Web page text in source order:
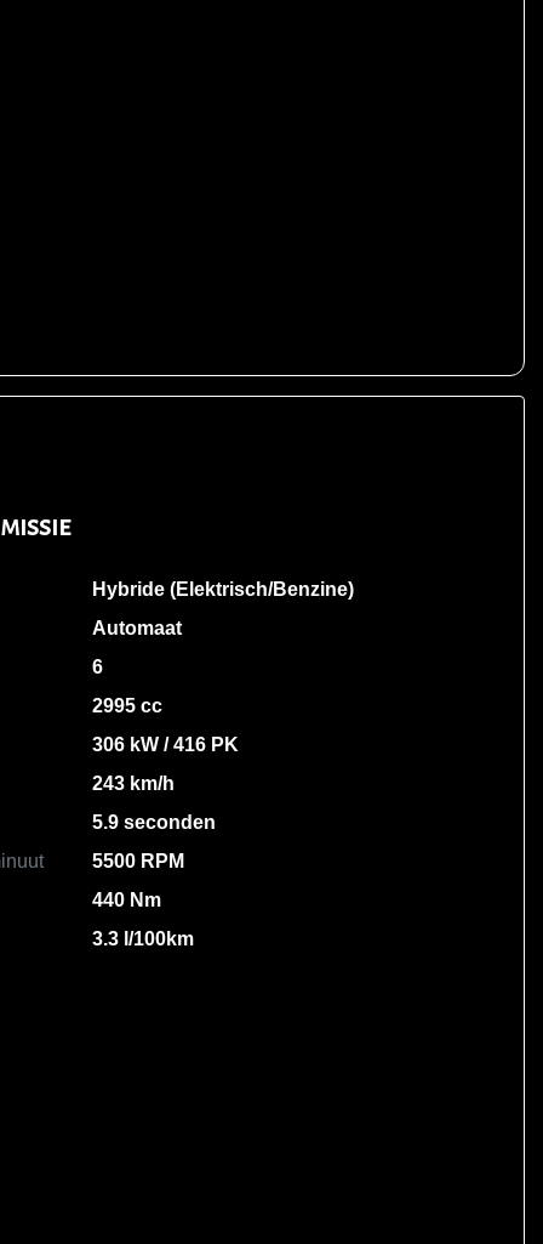
Hybride (Elektrisch/Benzine)
Automaat
6
2995 cc
306 kW / 416 PK
243 km/h
5.9 seconden
5500 RPM
440 Nm
3.3 l/100km